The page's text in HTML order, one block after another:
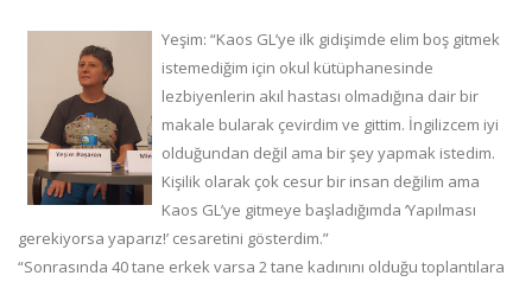
Yeşim: “Kaos GL’ye ilk gidişimde elim boş gitmek
istemediğim için okul kütüphanesinde
lezbiyenlerin akıl hastası olmadığına dair bir
makale bularak çevirdim ve gittim. İngilizcem iyi
olduğundan değil ama bir şey yapmak istedim.
Kişilik olarak çok cesur bir insan değilim ama
Kaos GL’ye gitmeye başladığımda ‘Yapılması
gerekiyorsa yaparız!’ cesaretini gösterdim.”
“Sonrasında 40 tane erkek varsa 2 tane kadınını olduğu toplantılara